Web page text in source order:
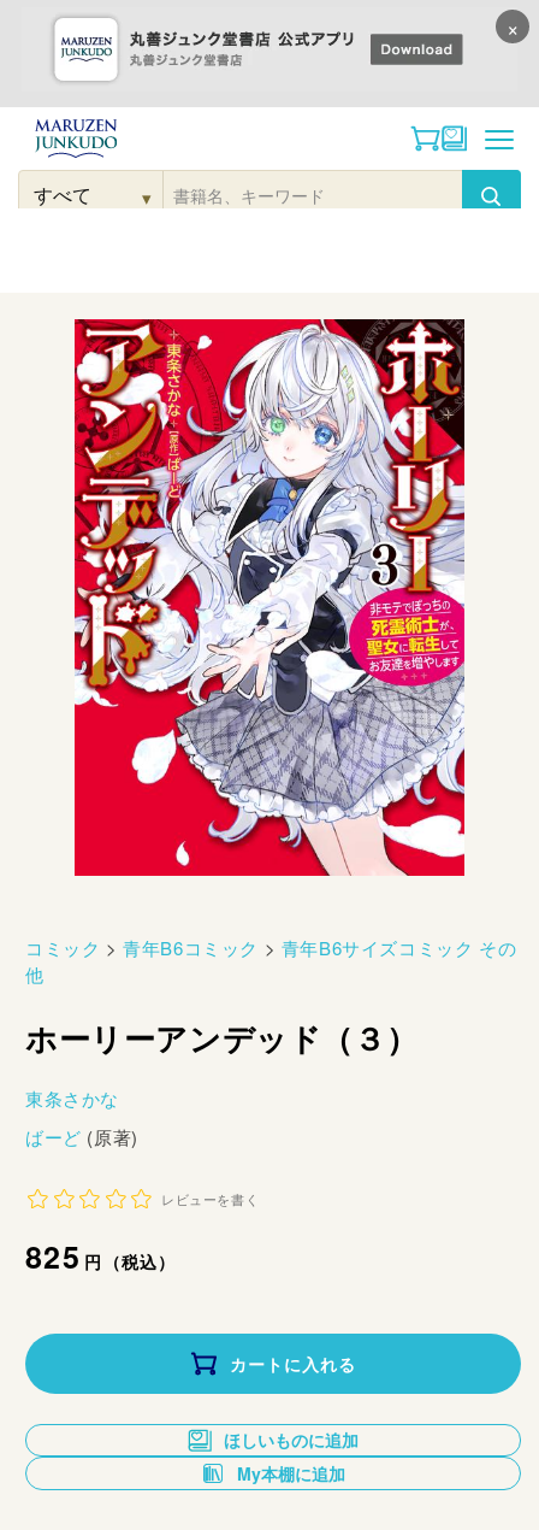
コンテンツに
進む
検
▾
コミック >青年B6コミック > 青年B6サイズコミック その
他
ホーリーアンデッド（３）
東条さかな
ばーど (原著)
レビューを書く
通
価
格
825円（税込）
カートに入れる
ほしいものに追加
My本棚に追加
×